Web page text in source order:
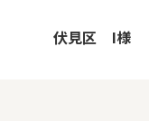
伏見区 I様